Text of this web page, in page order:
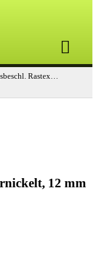
Verbindungsbeschl. Rastex 15
12 mm